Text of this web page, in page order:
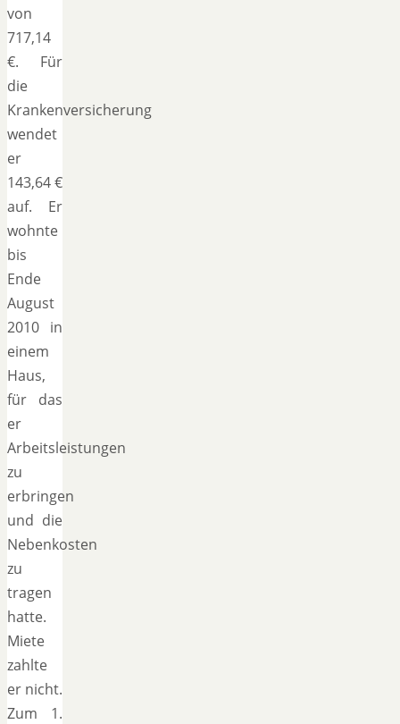
von
717,14
€. Für
die
Krankenversicherung
wendet
er
143,64 €
auf. Er
wohnte
bis
Ende
August
2010 in
einem
Haus,
für das
er
Arbeitsleistungen
zu
erbringen
und die
Nebenkosten
zu
tragen
hatte.
Miete
zahlte
er nicht.
Zum 1.